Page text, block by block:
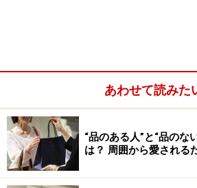
あわせて読みた
“品のある人”と“品のな
は？ 周囲から愛される